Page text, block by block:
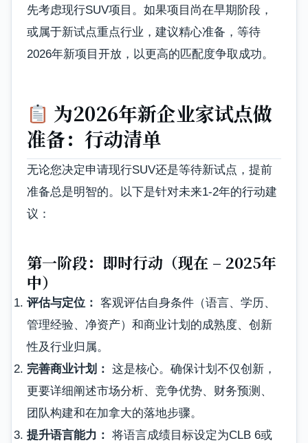
先考虑现行SUV项目。如果项目尚在早期阶段，
或属于新试点重点行业，建议精心准备，等待
2026年新项目开放，以更高的匹配度争取成功。
为2026年新企业家试点做
准备：行动清单
无论您决定申请现行SUV还是等待新试点，提前
准备总是明智的。以下是针对未来1-2年的行动建
议：
第一阶段：即时行动（现在 – 2025年
中）
评估与定位： 客观评估自身条件（语言、学历、
管理经验、净资产）和商业计划的成熟度、创新
性及行业归属。
完善商业计划： 这是核心。确保计划不仅创新，
更要详细阐述市场分析、竞争优势、财务预测、
团队构建和在加拿大的落地步骤。
提升语言能力： 将语言成绩目标设定为CLB 6或